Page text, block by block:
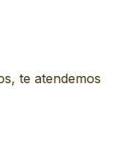
te atendemos